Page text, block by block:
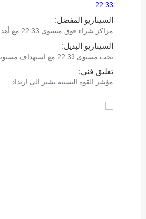
22.33
السيناريو المفضل:
مراكز شراء فوق مستوى 22.33 مع أهداف عند 22.68 و 22.82.
السيناريو البديل:
تحت مستوى 22.33 مع استهداف مستويات 22.13 و 22.00 كأهداف.
تعليق فني:
مؤشر القوة النسبية يشير الى ارتداد